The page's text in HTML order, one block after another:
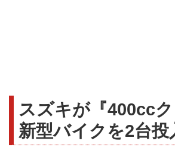
スズキが『400cc
新型バイクを2台投